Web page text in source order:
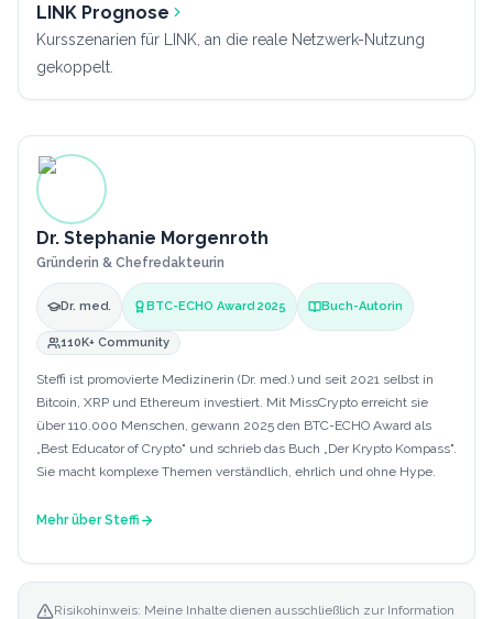
LINK Prognose
Kursszenarien für LINK, an die reale Netzwerk-Nutzung
gekoppelt.
Dr. Stephanie Morgenroth
Gründerin & Chefredakteurin
Dr. med. BTC-ECHO Award 2025 Buch-Autorin
110K+ Community
Steffi ist promovierte Medizinerin (Dr. med.) und seit 2021 selbst in
Bitcoin, XRP und Ethereum investiert. Mit MissCrypto erreicht sie
über 110.000 Menschen, gewann 2025 den BTC-ECHO Award als
„Best Educator of Crypto" und schrieb das Buch „Der Krypto Kompass".
Sie macht komplexe Themen verständlich, ehrlich und ohne Hype.
Mehr überSteffi
Risikohinweis: Meine Inhalte dienen ausschließlich zur Information